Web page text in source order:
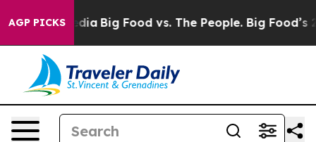
AGP PICKS
Media Big Food vs. The People. Big Food’s 239